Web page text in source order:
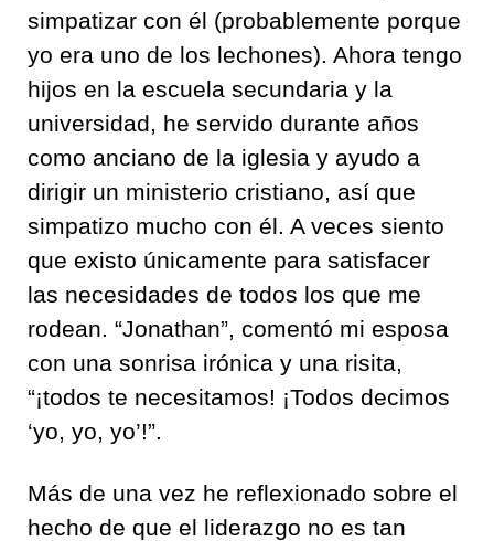
simpatizar con él (probablemente porque
yo era uno de los lechones). Ahora tengo
hijos en la escuela secundaria y la
universidad, he servido durante años
como anciano de la iglesia y ayudo a
dirigir un ministerio cristiano, así que
simpatizo mucho con él. A veces siento
que existo únicamente para satisfacer
las necesidades de todos los que me
rodean. “Jonathan”, comentó mi esposa
con una sonrisa irónica y una risita,
“¡todos te necesitamos! ¡Todos decimos
‘yo, yo, yo’!”.
Más de una vez he reflexionado sobre el
hecho de que el liderazgo no es tan